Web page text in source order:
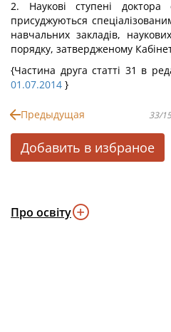
2. Наукові ступені доктора
присуджуються
навчальних закладів,
порядку, затвердженому
{Частина друга статті 31 в
01.07.2014 }
Предыдущая 33/
Добавить в избраное
Про освіту